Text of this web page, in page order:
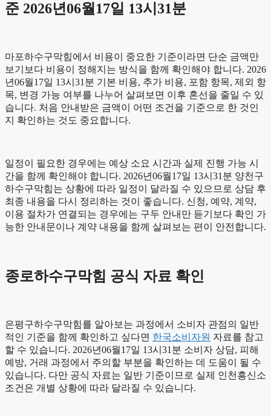
준 2026년06월17일 13시31분
마포하수구막힘에서 비용이 중요한 기준이라면 단순 금액만
보기보다 비용이 정해지는 방식을 함께 확인해야 합니다. 2026
년06월17일 13시31분 기본 비용, 추가 비용, 포함 항목, 제외 항
목, 변경 가능 여부를 나누어 살펴보면 이후 혼선을 줄일 수 있
습니다. 처음 안내받은 금액이 어떤 조건을 기준으로 한 것인
지 확인하는 것도 중요합니다.
일정이 필요한 경우에는 예상 소요 시간과 실제 진행 가능 시
간을 함께 확인해야 합니다. 2026년06월17일 13시31분 양천구
하수구막힘는 상황에 따라 일정이 달라질 수 있으므로 상담 후
최종 내용을 다시 정리하는 것이 좋습니다. 신청, 예약, 계약,
이용 절차가 연결되는 경우에는 구두 안내만 듣기보다 확인 가
능한 안내문이나 계약 내용을 함께 살펴보는 편이 안전합니다.
종로하수구막힘 공식 자료 확인
은평구하수구막힘를 알아보는 과정에서 소비자 관점의 일반
적인 기준을 함께 확인하고 싶다면 한국소비자원 자료를 참고
할 수 있습니다. 2026년06월17일 13시31분 소비자 상담, 피해
예방, 거래 과정에서 주의할 부분을 확인하는 데 도움이 될 수
있습니다. 다만 공식 자료는 일반 기준이므로 실제 인천흥신소
조건은 개별 상황에 따라 달라질 수 있습니다.